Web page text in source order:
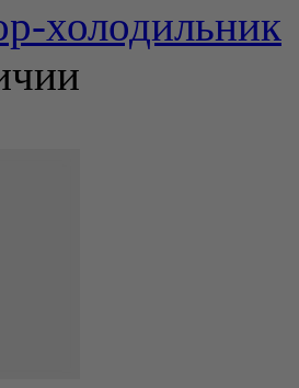
холодильник